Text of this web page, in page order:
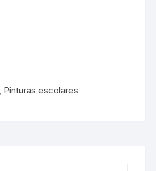
Pinturas escolares